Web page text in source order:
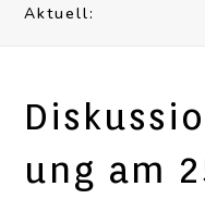
Aktuell:
ung am